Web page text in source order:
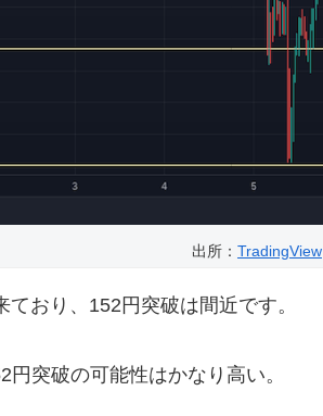
出所： TradingView
おり、152円突破は間近です。
円突破の可能性はかなり高い。